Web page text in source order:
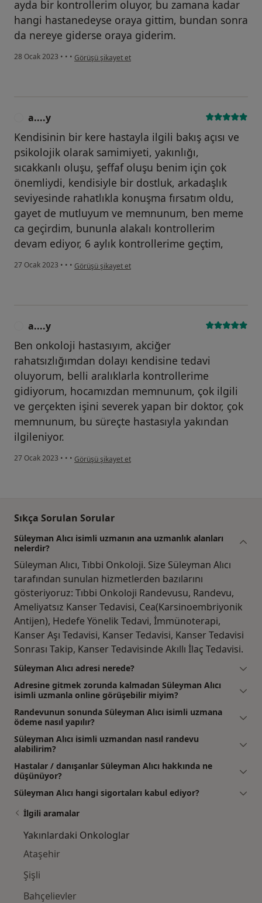
ayda bir kontrollerim oluyor, bu zamana kadar
hangi hastanedeyse oraya gittim, bundan sonra
da nereye giderse oraya giderim.
28 Ocak 2023 • • • kullanıcının görüşüne göre c....k
Görüşü şikayet et
a....y
Kendisinin bir kere hastayla ilgili bakış açısı ve
psikolojik olarak samimiyeti, yakınlığı,
sıcakkanlı oluşu, şeffaf oluşu benim için çok
önemliydi, kendisiyle bir dostluk, arkadaşlık
seviyesinde rahatlıkla konuşma fırsatım oldu,
gayet de mutluyum ve memnunum, ben meme
ca geçirdim, bununla alakalı kontrollerim
devam ediyor, 6 aylık kontrollerime geçtim,
27 Ocak 2023 • • • kullanıcının görüşüne göre a....y
Görüşü şikayet et
a....y
Ben onkoloji hastasıyım, akciğer
rahatsızlığımdan dolayı kendisine tedavi
oluyorum, belli aralıklarla kontrollerime
gidiyorum, hocamızdan memnunum, çok ilgili
ve gerçekten işini severek yapan bir doktor, çok
memnunum, bu süreçte hastasıyla yakından
ilgileniyor.
27 Ocak 2023 • • • kullanıcının görüşüne göre a....y
Görüşü şikayet et
Sıkça Sorulan Sorular
Süleyman Alıcı isimli uzmanın ana uzmanlık alanları
nelerdir?
Süleyman Alıcı, Tıbbi Onkoloji. Size Süleyman Alıcı
tarafından sunulan hizmetlerden bazılarını
gösteriyoruz: Tıbbi Onkoloji Randevusu, Randevu,
Ameliyatsız Kanser Tedavisi, Cea(Karsinoembriyonik
Antijen), Hedefe Yönelik Tedavi, İmmünoterapi,
Kanser Aşı Tedavisi, Kanser Tedavisi, Kanser Tedavisi
Sonrası Takip, Kanser Tedavisinde Akıllı İlaç Tedavisi.
Süleyman Alıcı adresi nerede?
Adresine gitmek zorunda kalmadan Süleyman Alıcı
isimli uzmanla online görüşebilir miyim?
Randevunun sonunda Süleyman Alıcı isimli uzmana
ödeme nasıl yapılır?
Süleyman Alıcı isimli uzmandan nasıl randevu
alabilirim?
Hastalar / danışanlar Süleyman Alıcı hakkında ne
düşünüyor?
Süleyman Alıcı hangi sigortaları kabul ediyor?
İlgili aramalar
Yakınlardaki Onkologlar
Ataşehir
Şişli
Bahçelievler